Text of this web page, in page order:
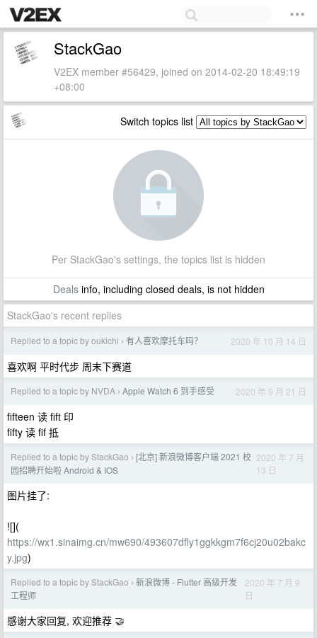
StackGao
V2EX member #56429, joined on 2014-02-20 18:49:19
+08:00
Switch topics list
Per StackGao's settings, the topics list is hidden
Dealsinfo, including closed deals, is not hidden
StackGao's recent replies
Replied to a topic by oukichi › 有人喜欢摩托车吗？ 2020 年 10 月 14 日
喜欢啊 平时代步 周末下赛道
Replied to a topic by NVDA › Apple Watch 6 到手感受 2020 年 9 月 21 日
fifteen 读 fift 印
fifty 读 fif 抵
Replied to a topic by StackGao › [北京] 新浪微博客户端 2021 校
园招聘开始啦 Android & IOS
2020 年 7 月
13 日
图片挂了:
![](
https://wx1.sinaimg.cn/mw690/493607dfly1ggkkgm7f6cj20u02bakc
y.jpg)
Replied to a topic by StackGao › 新浪微博 - Flutter 高级开发
工程师
2020 年 7 月 9
日
感谢大家回复, 欢迎推荐 🤝